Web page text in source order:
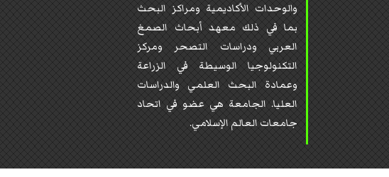
والوحدات الأكاديمية ومراكز البحث
بما في ذلك معهد أبحاث الصمغ
العربي ودراسات التصحر ومركز
التكنولوجيا الوسيطة في الزراعة
وعمادة البحث العلمي والدراسات
العليا. الجامعة هي عضو في اتحاد
جامعات العالم الإسلامي.